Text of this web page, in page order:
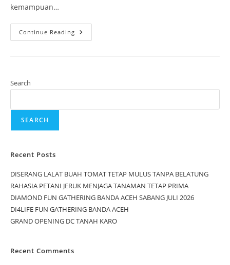
kemampuan…
Continue Reading
Search
SEARCH
Recent Posts
DISERANG LALAT BUAH TOMAT TETAP MULUS TANPA BELATUNG
RAHASIA PETANI JERUK MENJAGA TANAMAN TETAP PRIMA
DIAMOND FUN GATHERING BANDA ACEH SABANG JULI 2026
DI4LIFE FUN GATHERING BANDA ACEH
GRAND OPENING DC TANAH KARO
Recent Comments